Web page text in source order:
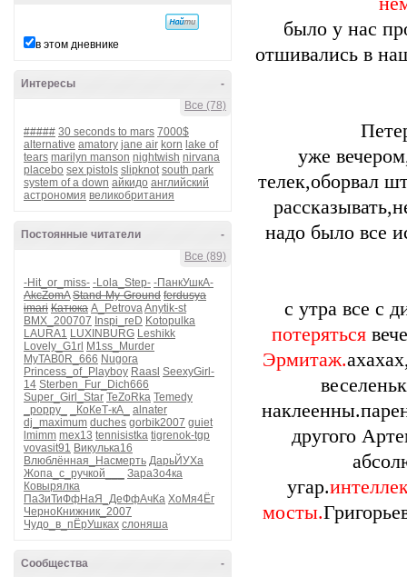
в этом дневнике
-
Интересы
Все (78)
##### 30 seconds to mars 7000$
alternative amatory jane air korn lake of
tears marilyn manson nightwish nirvana
placebo sex pistols slipknot south park
system of a down айкидо английский
астрономия великобритания
-
Постоянные читатели
Все (89)
-Hit_or_miss- -Lola_Step- -ПанкУшкА-
AkcZomA Stand-My-Ground ferdusya
imari Катюка A_PetrovaAnytik-st
BMX_200707 Inspi_reD Kotopulka
LAURA1 LUXINBURG Leshikk
Lovely_G1rl M1ss_Murder
MyTAB0R_666 Nugora
Princess_of_Playboy Raasl SeexyGirl-
14 Sterben_Fur_Dich666
Super_Girl_Star TeZoRka Temedy
_poppy_
_КоКеТ-кА_
alnater
dj_maximum duches gorbik2007 guiet
lmimm mex13 tennisistka tigrenok-tgp
vovasit91 Викулька16
Влюблённая_Насмерть ДарьЙУХа
Жопа_с_ручкой___
Зара3о4ка
Ковырялка
ПаЗиТиФфНаЯ_ДеФфАчКа ХоМя4Ёг
ЧерноКнижник_2007
Чудо_в_пЁрУшках слоняша
-
Сообщества
было у нас
отшивались в
уже
телек,оборвал
надо было все
с утра все с
потеряться
Эрмитаж.
другого
угар.
мосты.